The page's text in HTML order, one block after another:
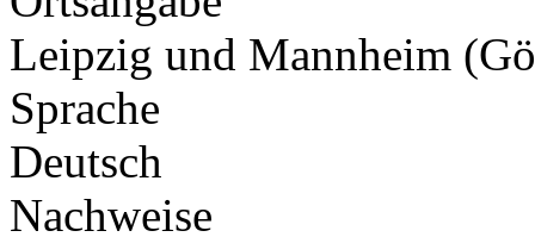
Leipzig und Mannheim
Sprache
Deutsch
Nachweise